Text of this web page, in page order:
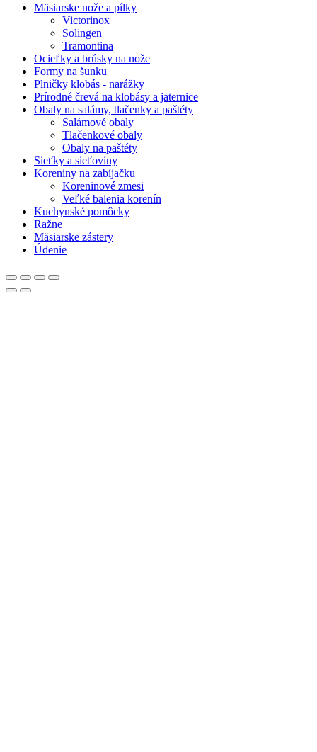
Mäsiarske nože a pílky
Victorinox
Solingen
Tramontina
Ocieľky a brúsky na nože
Formy na šunku
Plničky klobás - narážky
Prírodné črevá na klobásy a jaternice
Obaly na salámy, tlačenky a paštéty
Salámové obaly
Tlačenkové obaly
Obaly na paštéty
Sieťky a sieťoviny
Koreniny na zabíjačku
Koreninové zmesi
Veľké balenia korenín
Kuchynské pomôcky
Ražne
Mäsiarske zástery
Údenie